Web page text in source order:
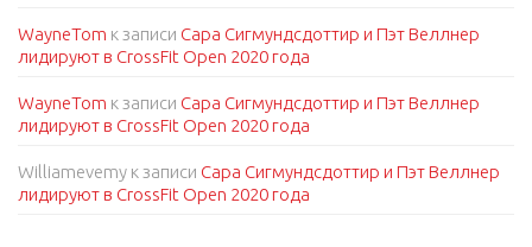
WayneTom к записи Сара Сигмундсдоттир и Пэт Веллнер
лидируют в CrossFit Open 2020 года
WayneTom к записи Сара Сигмундсдоттир и Пэт Веллнер
лидируют в CrossFit Open 2020 года
Williamevemy к записи Сара Сигмундсдоттир и Пэт Веллнер
лидируют в CrossFit Open 2020 года